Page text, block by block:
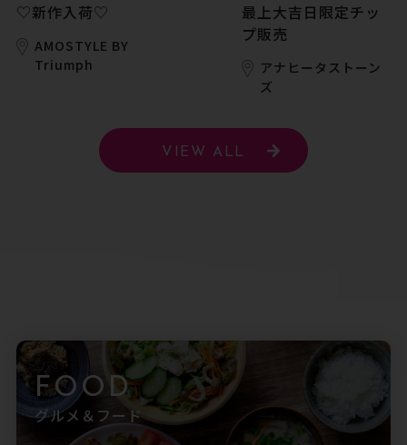
♡新作入荷♡
AMOSTYLE BY
Triumph
最上大吉日限定チッ
プ販売
アナヒータストーン
ズ
VIEW ALL
FOOD
グルメ＆フード